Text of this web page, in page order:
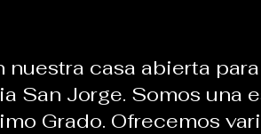
nuestra casa abierta
San Jorge. Somos una
Grado. Ofrecemos